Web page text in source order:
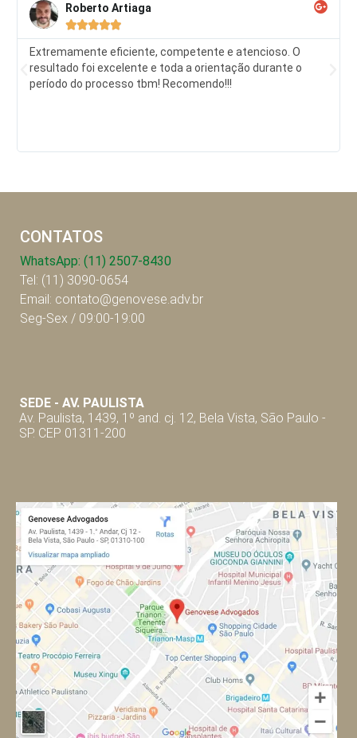
Roberto Artiaga

Extremamente eficiente, competente e atencioso. O
resultado foi excelente e toda a orientação durante o
período do processo tbm! Recomendo!!!
CONTATOS
WhatsApp: (11) 2507-8430
Tel: (11) 3090-0654
Email: contato@genovese.adv.br
Seg-Sex / 09:00-19:00
SEDE - AV. PAULISTA
Av. Paulista, 1439, 1º and. cj. 12, Bela Vista, São Paulo -
SP. CEP 01311-200